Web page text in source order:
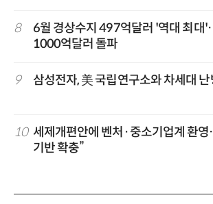
8
6월 경상수지 497억달러 '역대 최대
1000억달러 돌파
9 삼성전자, 美 국립연구소와 차세대
10 세제개편안에 벤처·중소기업계 환
기반 확충”